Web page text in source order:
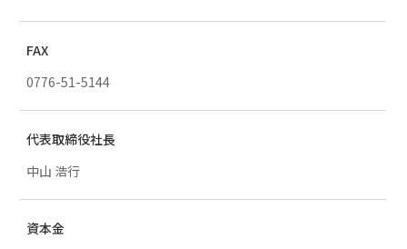
FAX
0776-51-5144
代表取締役社長
中山 浩行
資本金